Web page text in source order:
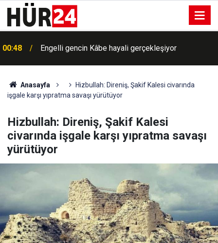
00:40
Bugün hava nasıl olacak?
Anasayfa
Hizbullah: Direniş, Şakif Kalesi civarında
işgale karşı yıpratma savaşı yürütüyor
Hizbullah: Direniş, Şakif Kalesi
civarında işgale karşı yıpratma savaşı
yürütüyor